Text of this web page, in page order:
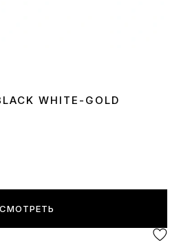
45
WHITE-GOLD
СМОТРЕТЬ